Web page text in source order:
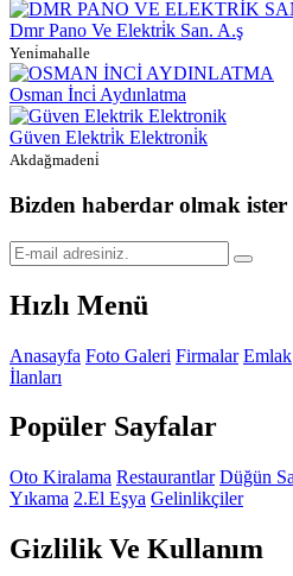
Dmr Pano Ve Elektri̇k San. A.ş
Yeni̇mahalle
Osman İnci̇ Aydınlatma
Güven Elektri̇k Elektroni̇k
Akdağmadeni̇
Bizden haberdar olmak ister
Hızlı Menü
Anasayfa Foto Galeri Firmalar Emlak
İlanları
Popüler Sayfalar
Oto Kiralama Restaurantlar Düğün
Yıkama 2.El Eşya Gelinlikçiler
Gizlilik Ve Kullanım